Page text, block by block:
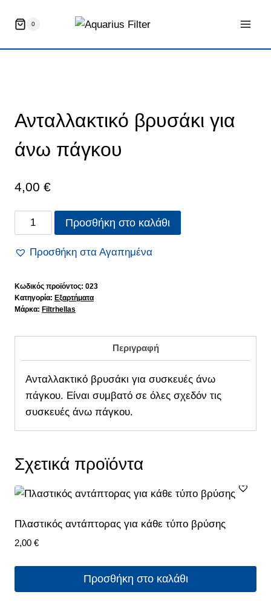
0
Ανταλλακτικό βρυσάκι για
άνω πάγκου
4,00 €
Ανταλλακτικό
βρυσάκι
για
πάγκου
ποσότητα
Προσθήκη στο καλάθι
Προσθήκη στα Αγαπημένα
Κωδικός προϊόντος: 023
Κατηγορία: Εξαρτήματα
Μάρκα: Filtrhellas
Περιγραφή
Ανταλλακτικό βρυσάκι για συσκευές άνω
πάγκου. Είναι συμβατό σε όλες σχεδόν τις
συσκευές άνω πάγκου.
Σχετικά προϊόντα
Πλαστικός αντάπτορας για κάθε τύπο βρύσης
2,00 €
Προσθήκη στο καλάθι